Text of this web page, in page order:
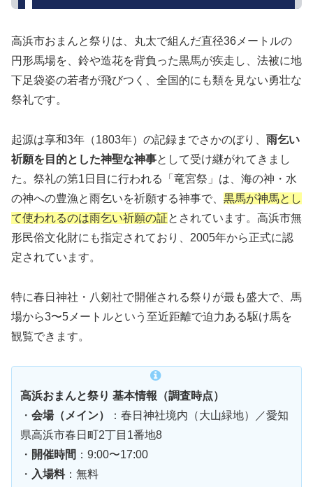
高浜市おまんと祭りは、丸太で組んだ直径36メートルの
円形馬場を、鈴や造花を背負った黒馬が疾走し、法被に地
下足袋姿の若者が飛びつく、全国的にも類を見ない勇壮な
祭礼です。
起源は享和3年（1803年）の記録までさかのぼり、 雨乞い
祈願を目的とした神聖な神事として受け継がれてきまし
た。祭礼の第1日目に行われる「竜宮祭」は、海の神・水
の神への豊漁と雨乞いを祈願する神事で、 黒馬が神馬とし
て使われるのは雨乞い祈願の証とされています。高浜市無
形民俗文化財にも指定されており、2005年から正式に認
定されています。
特に春日神社・八剱社で開催される祭りが最も盛大で、馬
場から3〜5メートルという至近距離で迫力ある駆け馬を
観覧できます。
高浜おまんと祭り 基本情報（調査時点）
・ 会場（メイン）
：春日神社境内（大山緑地）／愛知
県高浜市春日町2丁目1番地8
・ 開催時間 ：9:00〜17:00
・ 入場料：無料